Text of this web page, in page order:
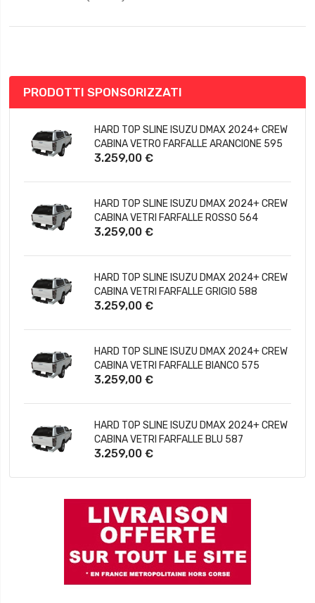
FEATURED PRODUCTS
HARD TOP SLINE ISUZU DMAX 2024+ CREW
CABINA VETRO FARFALLE ARANCIONE 595
3.259,00 €
HARD TOP SLINE ISUZU DMAX 2024+ CREW
CABINA VETRI FARFALLE ROSSO 564
3.259,00 €
HARD TOP SLINE ISUZU DMAX 2024+ CREW
CABINA VETRI FARFALLE GRIGIO 588
3.259,00 €
HARD TOP SLINE ISUZU DMAX 2024+ CREW
CABINA VETRI FARFALLE BIANCO 575
3.259,00 €
HARD TOP SLINE ISUZU DMAX 2024+ CREW
CABINA VETRI FARFALLE BLU 587
3.259,00 €